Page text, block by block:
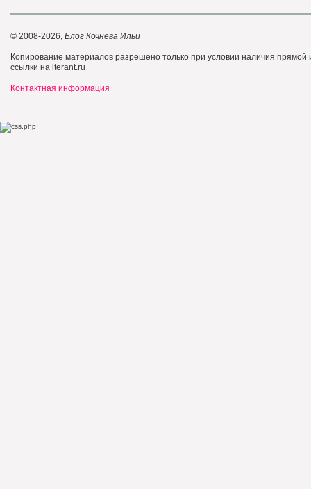
© 2008-2026, Блог Кочнева Ильи
Копирование материалов разрешено только при условии наличия прямой
ссылки на iterant.ru
Контактная информация